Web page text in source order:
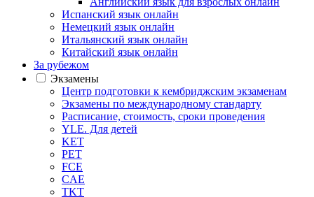
Испанский язык онлайн
Немецкий язык онлайн
Итальянский язык онлайн
Китайский язык онлайн
За рубежом
Экзамены
Центр подготовки к кембриджским экзаменам
Экзамены по международному стандарту
Расписание, стоимость, сроки проведения
YLE. Для детей
KET
PET
FCE
CAE
TKT